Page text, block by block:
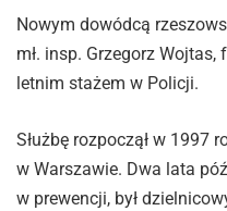
Nowym dowódcą
mł. insp. Grzegorz
letnim stażem w Policji.
Służbę rozpoczął w 1997
w Warszawie. Dwa lata
w prewencji, był